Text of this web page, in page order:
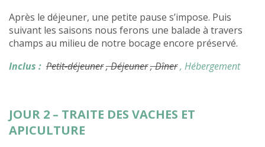
Après le déjeuner, une petite pause s’impose. Puis
suivant les saisons nous ferons une balade à travers
champs au milieu de notre bocage encore préservé.
Inclus : Petit-déjeuner, Déjeuner, Dîner, Hébergement
JOUR 2 – TRAITE DES VACHES ET
APICULTURE